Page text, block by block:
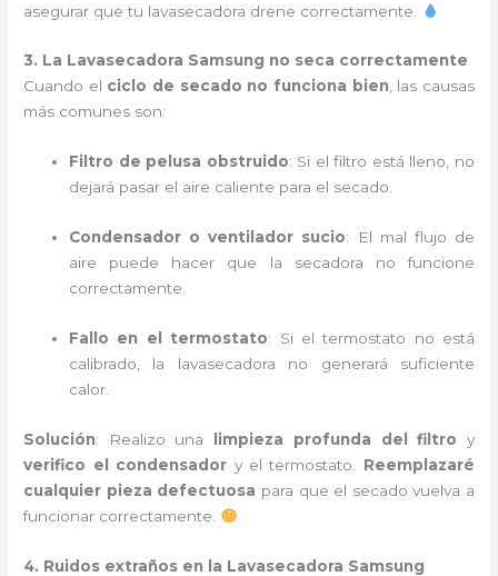
asegurar que tu lavasecadora drene correctamente.
3. La Lavasecadora Samsung no seca correctamente
Cuando el ciclo de secado no funciona bien, las causas
más comunes son:
Filtro de pelusa obstruido: Si el filtro está lleno, no
dejará pasar el aire caliente para el secado.
Condensador o ventilador sucio: El mal flujo de
aire puede hacer que la secadora no funcione
correctamente.
Fallo en el termostato: Si el termostato no está
calibrado, la lavasecadora no generará suficiente
calor.
Solución: Realizo una limpieza profunda del filtro y
verifico el condensador y el termostato. Reemplazaré
cualquier pieza defectuosa para que el secado vuelva a
funcionar correctamente.
4. Ruidos extraños en la Lavasecadora Samsung